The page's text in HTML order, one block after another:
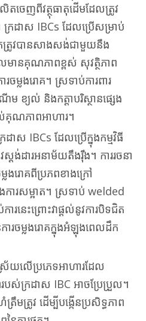
តចេញពីវត្ថុធាតុដើមដែលត្រូវ
ដាស IBCs ដែលប្រើសម្រាប់
តែត្រូវបានសាងសង់ជាមួយនឹង
លមានគុណភាពខ្ពស់ សុវត្ថិភាព
ចម្លងរោគ។ ស្រទាប់ការពារ
ខ្យល់ និងកត្តាបរិស្ថានផ្សេង
ណភាពអាហារ។
ដាស IBCs ដែលប្រើក្នុងកម្មវិធី
វស្តង់ដារអនាម័យតឹងរ៉ឹង។ ការរចនា
លងរោគពីប្រភពខាងក្រៅ
រសម្អាត។ ស្រទាប់ welded
នេះព្រោះវាផ្តល់នូវការបិទជិត
រចម្លងរោគក្នុងអំឡុងពេលដឹក
រ័យលើប្រភេទអាហារដែល
បស់ក្រដាស IBC អាចប្រែប្រួល។
រឹមត្រូវ ដើម្បីបង្កើនប្រសិទ្ធភាព